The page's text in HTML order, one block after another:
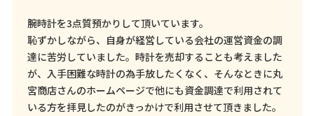
腕時計を3点質預かりして頂いています。
恥ずかしながら、自身が経営している会社の運営資金の調
達に苦労していました。時計を売却することも考えました
が、入手困難な時計の為手放したくなく、そんなときに丸
宮商店さんのホームページで他にも資金調達で利用されて
いる方を拝見したのがきっかけで利用させて頂きました。